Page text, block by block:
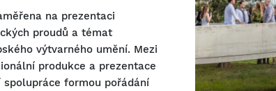
na prezentaci
proudů a témat
výtvarného umění. Mezi
produkce a prezentace
formou pořádání